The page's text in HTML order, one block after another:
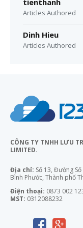
tienthanh
Articles Authored
Dinh Hieu
Articles Authored
CÔNG TY TNHH LƯU
LIMITED.
Địa chỉ: Số 13, Đường
Bình Phước, Thành phố
Điện thoại: 0873 002
MST: 0312088232